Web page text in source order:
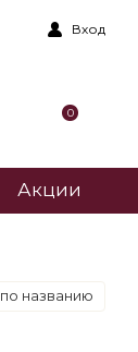
Вход
0
Акции
по названию